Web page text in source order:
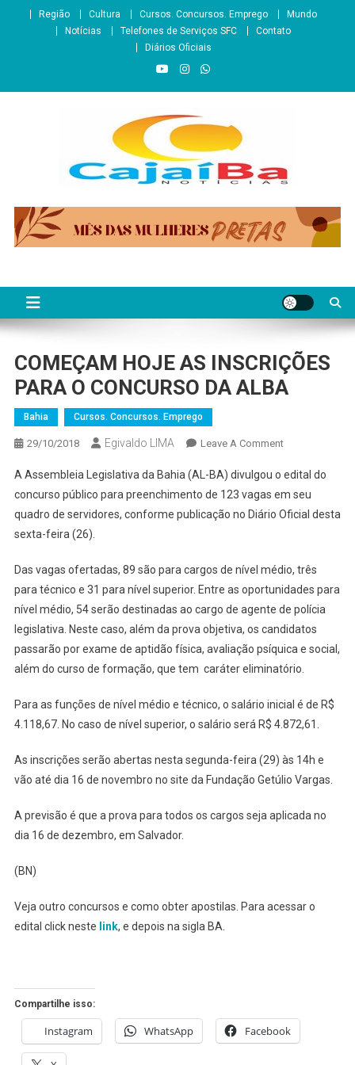
Região Cultura Cursos. Concursos. Emprego
Mundo
Notícias
Telefones de Serviços SFC
Contato
Diários Oficiais
CajaíbaNotícias
COMEÇAM HOJE AS INSCRIÇÕES
PARA O CONCURSO DA ALBA
Bahia Cursos. Concursos. Emprego
29/10/2018 Egivaldo LIMA Leave A CommentOn
HOJE
AS
INSCRIÇÕES
CONCURSO
DA
ALBA
A Assembleia Legislativa da Bahia (AL-BA) divulgou o edital do
concurso público para preenchimento de 123 vagas em seu
quadro de servidores, conforme publicação no Diário Oficial desta
sexta-feira (26).
Das vagas ofertadas, 89 são para cargos de nível médio, três
para técnico e 31 para nível superior. Entre as oportunidades para
nível médio, 54 serão destinadas ao cargo de agente de polícia
legislativa. Neste caso, além da prova objetiva, os candidatos
passarão por exame de aptidão física, avaliação psíquica e social,
além do curso de formação, que tem caráter eliminatório.
Para as funções de nível médio e técnico, o salário inicial é de R$
4.118,67. No caso de nível superior, o salário será R$ 4.872,61.
As inscrições serão abertas nesta segunda-feira (29) às 14h e
vão até dia 16 de novembro no site da Fundação Getúlio Vargas.
A previsão é que a prova para todos os cargos seja aplicada no
dia 16 de dezembro, em Salvador.
(BN)
Veja outro concursos e como obter apostilas. Para acessar o
edital click neste link, e depois na sigla BA.
Compartilhe isso:
Instagram WhatsApp Facebook